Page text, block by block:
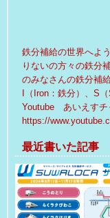
鉄分補給の世界へよ
りないの方々の鉄分
のみなさんの鉄分補
I（Iron：鉄分）、S
Youtube あいえすチ
https://
最近書いた記事